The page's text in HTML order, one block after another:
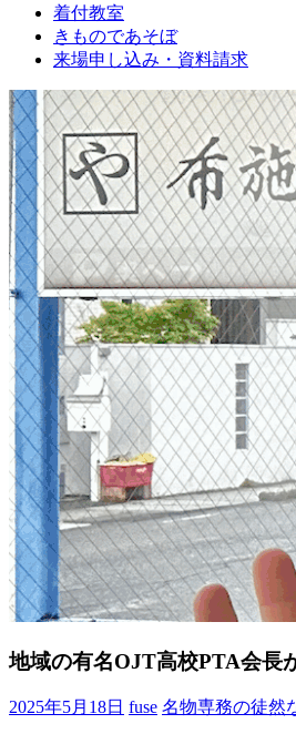
す。
着付教室
きものであそぼ
来場申し込み・資料請求
地域の有名OJT高校PTA会長
2025年5月18日 fuse 名物専務の徒然